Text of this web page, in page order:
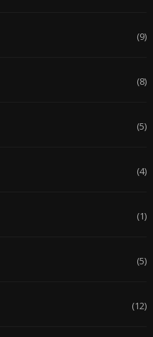
(9)
(8)
(5)
(4)
(1)
(5)
(12)